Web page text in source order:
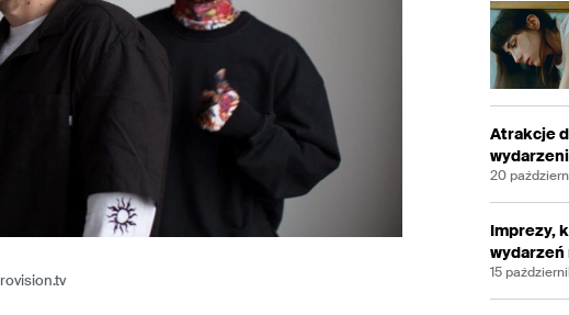
Atrakcje
20
Imprezy,
wydarzeń
15